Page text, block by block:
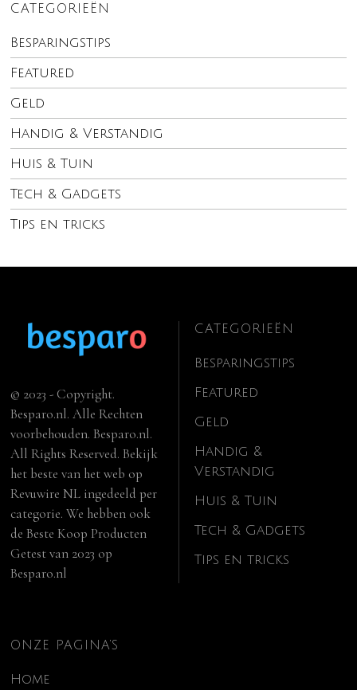
CATEGORIEËN
Besparingstips
Featured
Geld
Handig & Verstandig
Huis & Tuin
Tech & Gadgets
Tips en tricks
© 2023 - Copyright.
Besparo.nl. Alle Rechten
voorbehouden. Besparo.nl.
All Rights Reserved. Bekijk
het beste van het web op
Revuwire NL ingedeeld per
categorie. We hebben ook
deBeste Koop Producten
Getest van 2023 op
Besparo.nl
CATEGORIEËN
Besparingstips
Featured
Geld
Handig &
Verstandig
Huis & Tuin
Tech & Gadgets
Tips en tricks
ONZE PAGINA’S
Home